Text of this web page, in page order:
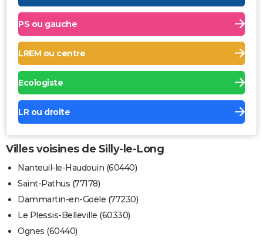
PS ou gauche
LREM ou centre
Ecologiste
LR ou droite
Villes voisines de Silly-le-Long
Nanteuil-le-Haudouin (60440)
Saint-Pathus (77178)
Dammartin-en-Goële (77230)
Le Plessis-Belleville (60330)
Ognes (60440)